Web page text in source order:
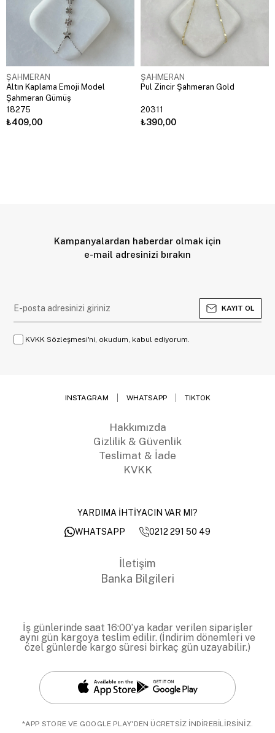
ŞAHMERAN
Altın Kaplama Emoji Model
Şahmeran Gümüş
18275
₺409,00
ŞAHMERAN
Pul Zincir Şahmeran Gold
20311
₺390,00
Kampanyalardan haberdar olmak için
e-mail adresinizi bırakın
KAYIT OL
KVKK Sözleşmesi'ni, okudum, kabul ediyorum.
INSTAGRAM WHATSAPP TIKTOK
Hakkımızda
Gizlilik & Güvenlik
Teslimat & İade
KVKK
YARDIMA İHTİYACIN VAR MI?
WHATSAPP
0212 291 50 49
İletişim
Banka Bilgileri
İş günlerinde saat 16:00’ya kadar verilen siparişler
aynı gün kargoya teslim edilir. (İndirim dönemleri ve
özel günlerde kargo süresi birkaç gün uzayabilir.)
*APP STORE VE GOOGLE PLAY'DEN ÜCRETSİZ İNDİREBİLİRSİNİZ.